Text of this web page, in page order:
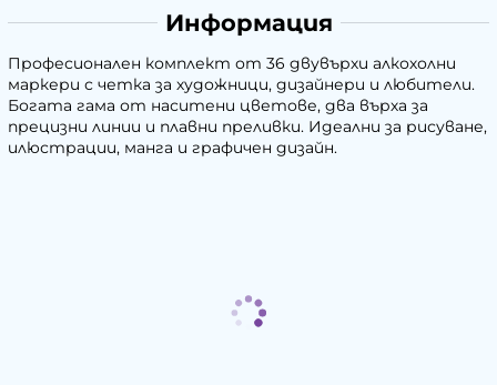
Информация
Професионален комплект от 36 двувърхи алкохолни
маркери с четка за художници, дизайнери и любители.
Богата гама от наситени цветове, два върха за
прецизни линии и плавни преливки. Идеални за рисуване,
илюстрации, манга и графичен дизайн.